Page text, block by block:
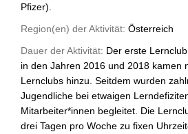
Pfizer).
Region(en) der Aktivität: Österreich
Dauer der Aktivität: Der erste
in den Jahren 2016 und 2018 kamen
Lernclubs hinzu. Seitdem wurden
Jugendliche bei etwaigen
Mitarbeiter*innen begleitet. Die
drei Tagen pro Woche zu fixen